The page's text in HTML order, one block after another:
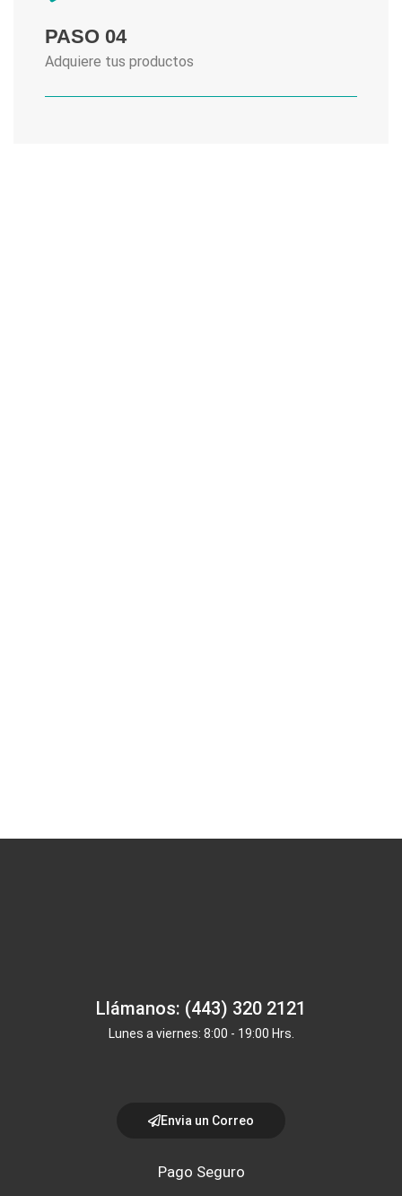
PASO 04
Adquiere tus productos
Llámanos: (443) 320 2121
Lunes a viernes: 8:00 - 19:00 Hrs.
Envia un Correo
Pago Seguro